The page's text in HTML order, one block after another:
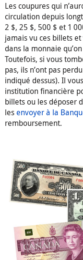
Les coupures qui
circulation depuis
2 $, 25 $, 500 $ et 1
jamais vu ces billets
dans la monnaie
Toutefois, si vous
pas, ils n’ont pas
indiqué dessus). Il
institution financière
billets ou les déposer
les envoyer à la
remboursement.